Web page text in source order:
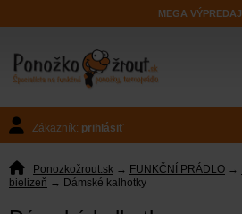
Zákazník: prihlásiť
Ponozkožrout.sk → FUNKČNÍ PRÁDLO →
bielizeň → Dámské kalhotky
MEGA VÝPREDAJ